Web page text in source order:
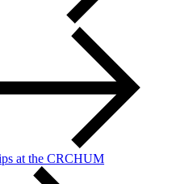
at the CRCHUM